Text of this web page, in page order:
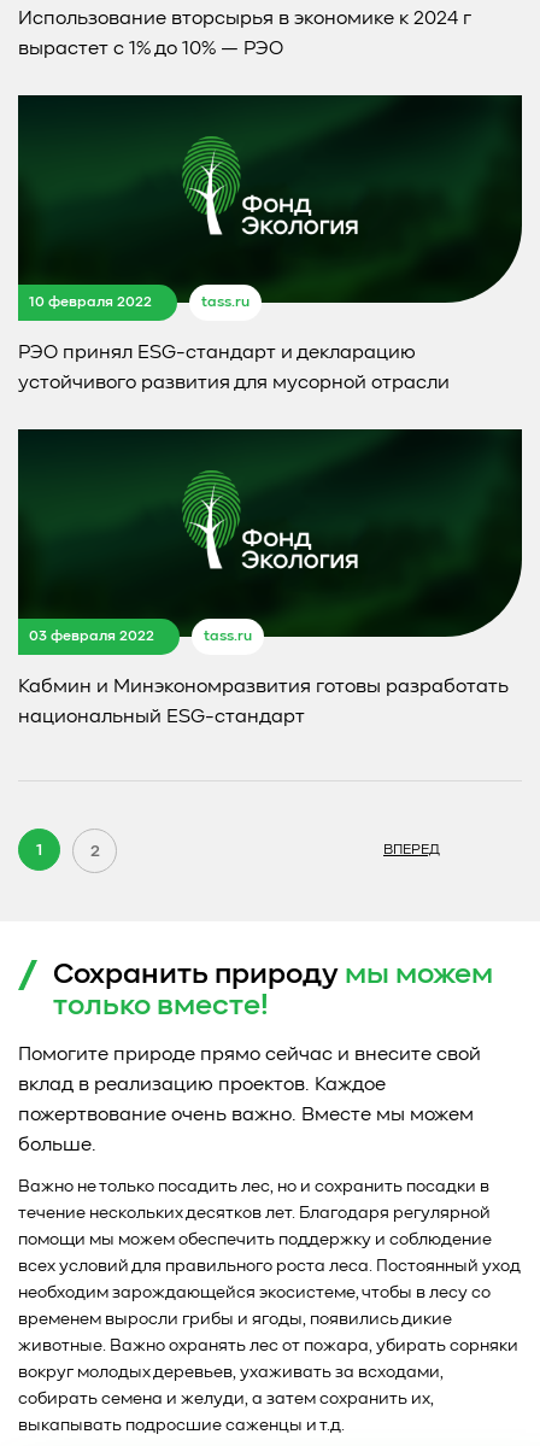
Использование вторсырья в экономике к 2024 г
вырастет с 1% до 10% — РЭО
10 февраля 2022 tass.ru
РЭО принял ESG-стандарт и декларацию
устойчивого развития для мусорной отрасли
03 февраля 2022 tass.ru
Кабмин и Минэкономразвития готовы разработать
национальный ESG-стандарт
1 2 ВПЕРЕД
Сохранить природу мы можем
только вместе!
Помогите природе прямо сейчас и внесите свой
вклад в реализацию проектов. Каждое
пожертвование очень важно. Вместе мы можем
больше.
Важно не только посадить лес, но и сохранить посадки в
течение нескольких десятков лет. Благодаря регулярной
помощи мы можем обеспечить поддержку и соблюдение
всех условий для правильного роста леса. Постоянный уход
необходим зарождающейся экосистеме, чтобы в лесу со
временем выросли грибы и ягоды, появились дикие
животные. Важно охранять лес от пожара, убирать сорняки
вокруг молодых деревьев, ухаживать за всходами,
собирать семена и желуди, а затем сохранить их,
выкапывать подросшие саженцы и т.д.